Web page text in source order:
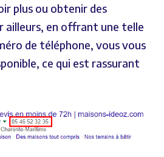
plus ou obtenir des
ailleurs, en offrant une telle
de téléphone, vous vous
ce qui est rassurant